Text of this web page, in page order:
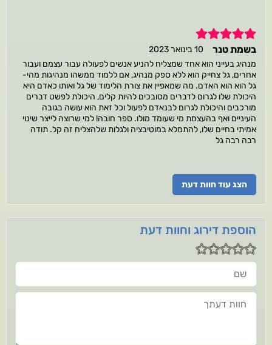
5
בשמת טנר
10 בינואר 2023
מנהיג בעייני הוא אחד שמצליח להניע אנשים לפעולה עבור עצמם ועבור
אחרים, גל צחייק הוא ללא ספק מנהיג, אם ללמוד ממשהו מנהיגות מהי-
גל הוא הוא האדם. מה שמאפיין את צורת הלימוד של גל ואותו כאדם היא
היכולת שלו לגרום לדברים מסובכים להיות קלים, היכולת לפשט דברים
מורכבים והיכולת לגרום לבנאדם לפעול וכל זאת הוא עושה בגובה
העיניים ואף בהעצמת מי שעומד מולו. ספר חובה! למי שרוצה לייצר שינוי
אמיתי בחיים שלו, להתמלא במוטיבציה ולגלות שלהצליח זה קל. תודה
רבה רבה גל
הצג עוד חוות דעת
הוספת דירוג וחוות דעת
שם
חוות דעתך